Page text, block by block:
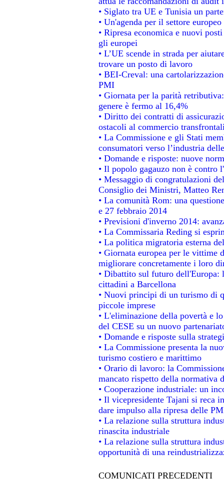
• Siglato tra UE e Tunisia un
• Un'agenda per il settore
• Ripresa economica e nuovi
gli europei
• L’UE scende in strada per
trovare un posto di lavoro
• BEI-Creval: una
PMI
• Giornata per la parità
genere è fermo al 16,4%
• Diritto dei contratti di
ostacoli al commercio
• La Commissione e gli Stati
consumatori verso l’industria
• Domande e risposte: nuove
• Il popolo gagauzo non è contro
• Messaggio di congratulazioni
Consiglio dei Ministri, Matteo
• La comunità Rom: una
e 27 febbraio 2014
• Previsioni d'inverno 2014:
• La Commissaria Reding si
• La politica migratoria esterna
• Giornata europea per le vittime
migliorare concretamente i loro
• Dibattito sul futuro dell'Europa:
cittadini a Barcellona
• Nuovi principi di un turismo di
piccole imprese
• L'eliminazione della povertà e
del CESE su un nuovo
• Domande e risposte sulla
• La Commissione presenta la
turismo costiero e marittimo
• Orario di lavoro: la
mancato rispetto della normativa
• Cooperazione industriale: un
• Il vicepresidente Tajani si reca
dare impulso alla ripresa delle
• La relazione sulla struttura
rinascita industriale
• La relazione sulla struttura
opportunità di una
COMUNICATI PRECEDENTI